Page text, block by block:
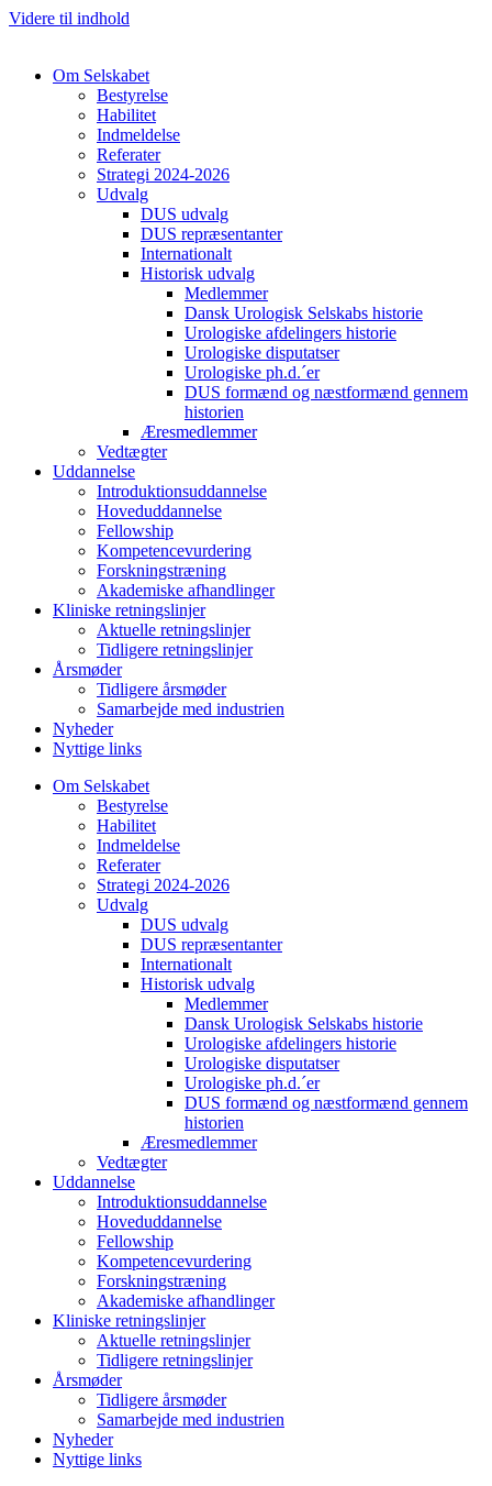
Videre til indhold
Om Selskabet
Bestyrelse
Habilitet
Indmeldelse
Referater
Strategi 2024-2026
Udvalg
DUS udvalg
DUS repræsentanter
Internationalt
Historisk udvalg
Medlemmer
Dansk Urologisk Selskabs historie
Urologiske afdelingers historie
Urologiske disputatser
Urologiske ph.d.´er
DUS formænd og næstformænd gennem
historien
Æresmedlemmer
Vedtægter
Uddannelse
Introduktionsuddannelse
Hoveduddannelse
Fellowship
Kompetencevurdering
Forskningstræning
Akademiske afhandlinger
Kliniske retningslinjer
Aktuelle retningslinjer
Tidligere retningslinjer
Årsmøder
Tidligere årsmøder
Samarbejde med industrien
Nyheder
Nyttige links
Om Selskabet
Bestyrelse
Habilitet
Indmeldelse
Referater
Strategi 2024-2026
Udvalg
DUS udvalg
DUS repræsentanter
Internationalt
Historisk udvalg
Medlemmer
Dansk Urologisk Selskabs historie
Urologiske afdelingers historie
Urologiske disputatser
Urologiske ph.d.´er
DUS formænd og næstformænd gennem
historien
Æresmedlemmer
Vedtægter
Uddannelse
Introduktionsuddannelse
Hoveduddannelse
Fellowship
Kompetencevurdering
Forskningstræning
Akademiske afhandlinger
Kliniske retningslinjer
Aktuelle retningslinjer
Tidligere retningslinjer
Årsmøder
Tidligere årsmøder
Samarbejde med industrien
Nyheder
Nyttige links